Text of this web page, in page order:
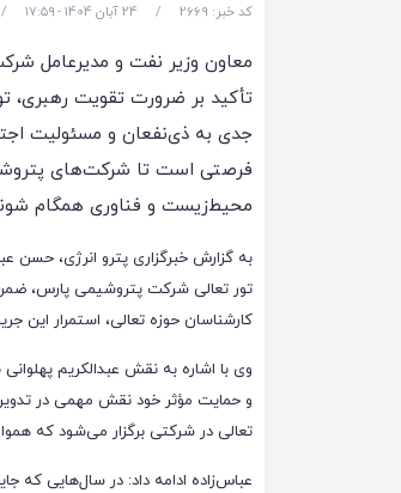
کد خبر: 2669 / 24 آبان 1404 - ۱۷:۵۹ /
معاون وزیر نفت و مدیرعامل
تأکید بر ضرورت تقویت رهبری،
جدی به ذی‌نفعان و مسئولیت
فرصتی است تا شرکت‌های
محیط‌زیست و فناوری همگام
به گزارش خبرگزاری پترو انرژی، حسن
تور تعالی شرکت پتروشیمی پارس، ضمن
کارشناسان حوزه تعالی، استمرار
وی با اشاره به نقش عبدالکریم
و حمایت مؤثر خود نقش مهمی در
تعالی در شرکتی برگزار می‌شود که
عباس‌زاده ادامه داد: در سال‌هایی که